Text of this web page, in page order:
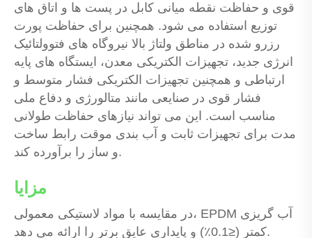
قوی و حفاظت نقطه میانی کابل در پست ها و اتاق های
توزیع استفاده می شود. همچنین برای حفاظت پورت
رزرو شده در مناطق ولتاژ بالا نیروگاه های فتوولتائیک
انرژی جدید، تجهیزات الکتریکی معدن، ایستگاه های پایه
ارتباطی و همچنین تجهیزات الکتریکی فشار متوسط ​​و
فشار قوی در صنایعی مانند متالورژی و دفاع ملی
مناسب است. این می تواند نیازهای حفاظت طولانی
مدت برای تجهیزات ثابت و آب بندی موقت رابط ساخت
و ساز را برآورده کند.
مزایا
در مقایسه با مواد لاستیکی معمولی، EPDM آب گریزی
کمتر (≤0.1٪) و پایداری عایق برتر را ارائه می دهد.